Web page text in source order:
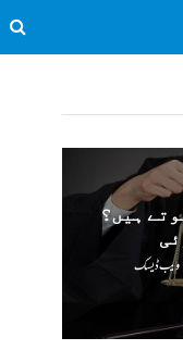
ہیں؟
ویب ڈیسک